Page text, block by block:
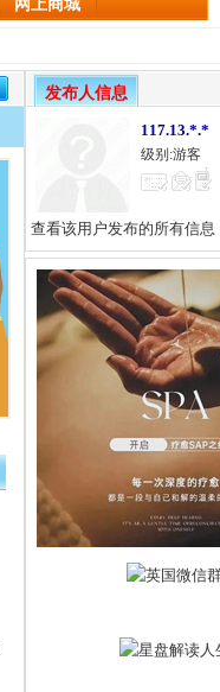
网上商城
发布人信息
117.13.*.*
级别:游客
查看该用户发布的所有信息